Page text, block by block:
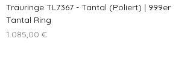
Trauringe TL7367 - Tantal (Poliert) | 999er
Tantal Ring
Preis
1.085,00 €